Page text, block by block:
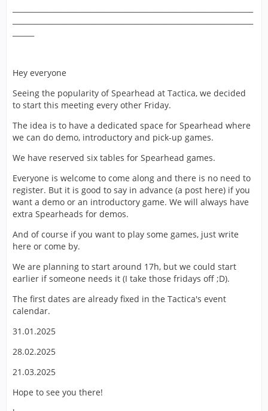
Hey everyone
Seeing the popularity of Spearhead at Tactica, we decided
to start this meeting every other Friday.
The idea is to have a dedicated space for Spearhead where
we can do demo, introductory and pick-up games.
We have reserved six tables for Spearhead games.
Everyone is welcome to come along and there is no need to
register. But it is good to say in advance (a post here) if you
want a demo or an introductory game. We will always have
extra Spearheads for demos.
And of course if you want to play some games, just write
here or come by.
We are planning to start around 17h, but we could start
earlier if someone needs it (I take those fridays off ;D).
The first dates are already fixed in the Tactica's event
calendar.
31.01.2025
28.02.2025
21.03.2025
Hope to see you there!